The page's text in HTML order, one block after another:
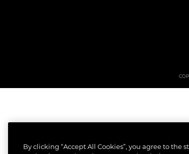
By clicking “Accept All Cookies”, you agree to the